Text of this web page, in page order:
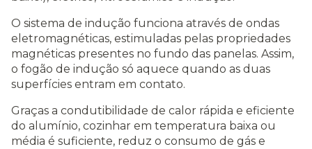
O sistema de indução funciona através de ondas
eletromagnéticas, estimuladas pelas propriedades
magnéticas presentes no fundo das panelas. Assim,
o fogão de indução só aquece quando as duas
superfícies entram em contato.
Graças a condutibilidade de calor rápida e eficiente
do alumínio, cozinhar em temperatura baixa ou
média é suficiente, reduz o consumo de gás e